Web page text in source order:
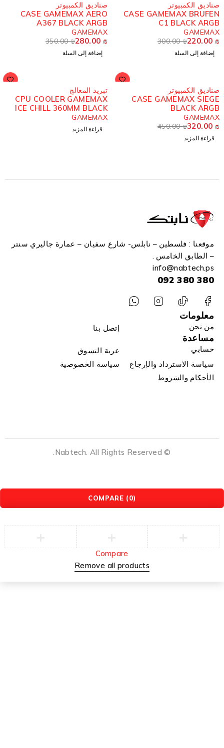
صناديق الكمبيوتر
CASE GAMEMAX BRUFEN
C1 BLACK ARGB
GAMEMAX
300.00₪220.00
إضافة إلى السلة
صناديق الكمبيوتر
CASE GAMEMAX AERO
A367 BLACK ARGB
GAMEMAX
350.00₪280.00
إضافة إلى السلة
صناديق الكمبيوتر
CASE GAMEMAX SIEGE
BLACK ARGB
GAMEMAX
450.00₪320.00
قراءة المزيد
تبريد المعالج
CPU COOLER GAMEMAX
ICE CHILL 360MM BLACK
ARGB
GAMEMAX
قراءة المزيد
موقعنا : فلسطين – نابلس- شارع سفيان – عمارة جاليري سنتر
– الطابق الخامس .
info@nabtech.ps
380 380 092
معلومات
من نحن إتصل بنا
مساعدة
حسابي
عربة التسوق
سياسة الاسترداد والإرجاع
سياسة الخصوصية
الأحكام والشروط
© Nabtech. All Rights Reserved.
COMPARE (0)
Compare
Remove all products